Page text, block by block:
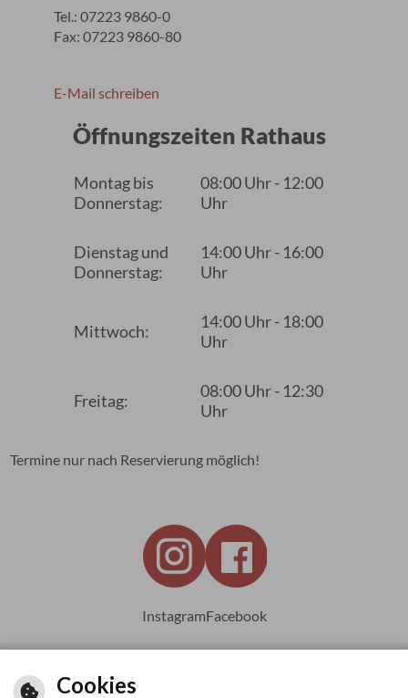
Tel.: 07223 9860-0
Fax: 07223 9860-80
E-Mail schreiben
Öffnungszeiten Rathaus
Montag bis
Donnerstag:
08:00 Uhr - 12:00
Uhr
Dienstag und
Donnerstag:
14:00 Uhr - 16:00
Uhr
Mittwoch:
14:00 Uhr - 18:00
Uhr
Freitag:
08:00 Uhr - 12:30
Uhr
Termine nur nach Reservierung möglich!
InstagramFacebook
Cookies